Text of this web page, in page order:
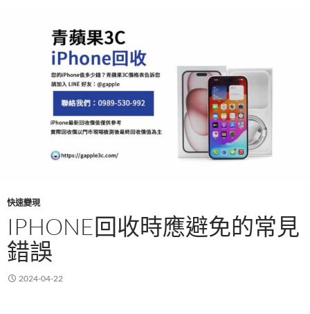
快速變現
IPHONE回收時應避免的常見
錯誤
2024-04-22